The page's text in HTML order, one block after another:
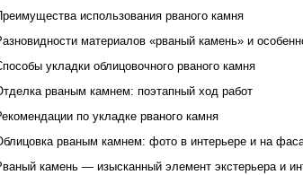
использования рваного камня
материалов «рваный камень» и
укладки облицовочного рваного камня
рваным камнем: поэтапный ход работ
по укладке рваного камня
рваным камнем: фото в интерьере и на
камень — изысканный элемент экстерьера и